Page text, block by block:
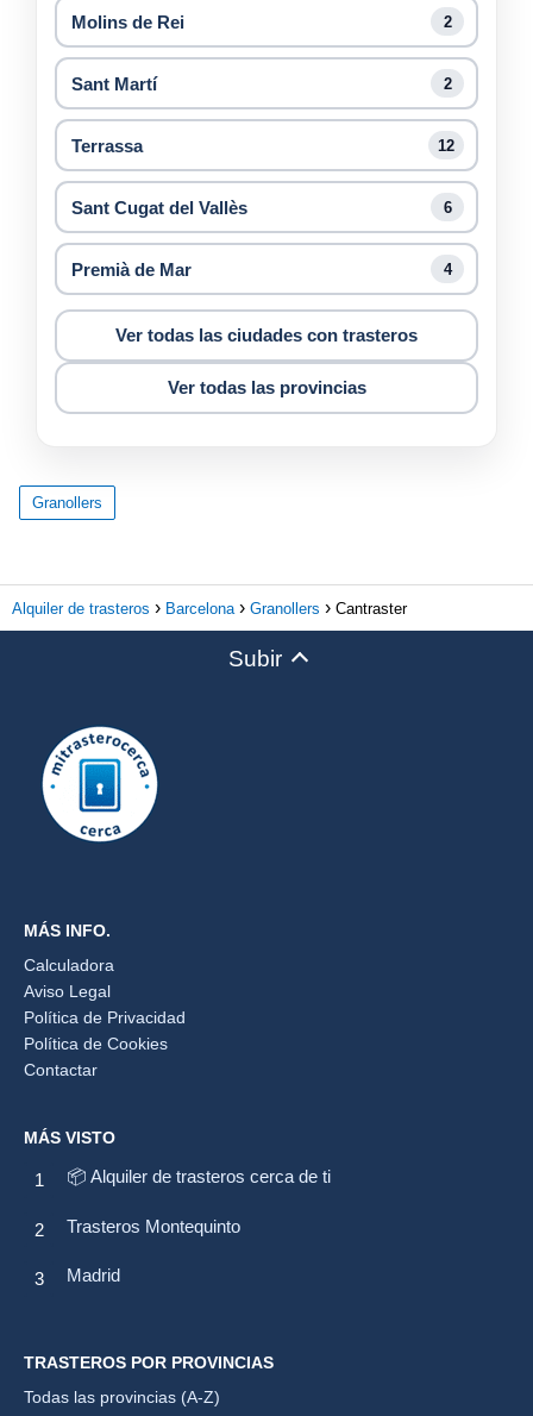
Molins de Rei 2
Sant Martí 2
Terrassa 12
Sant Cugat del Vallès 6
Premià de Mar 4
Ver todas las ciudades con trasteros
Ver todas las provincias
Granollers
Alquiler de trasteros Barcelona Granollers Cantraster
Subir
MÁS INFO.
Calculadora
Aviso Legal
Política de Privacidad
Política de Cookies
Contactar
MÁS VISTO
📦 Alquiler de trasteros cerca de ti
Trasteros Montequinto
Madrid
TRASTEROS POR PROVINCIAS
Todas las provincias (A-Z)